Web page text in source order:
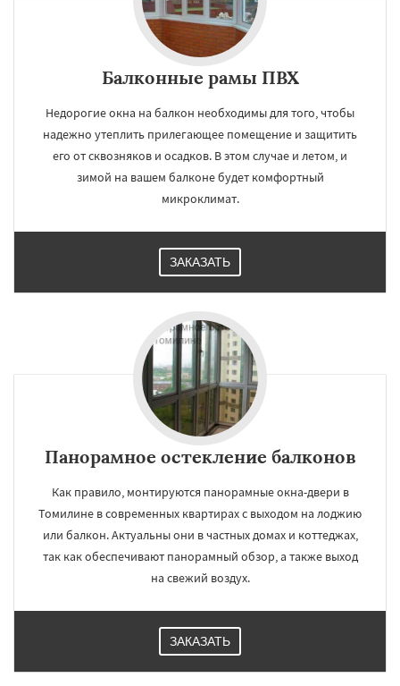
Балконные рамы ПВХ
Недорогие окна на балкон необходимы для того, чтобы
надежно утеплить прилегающее помещение и защитить
его от сквозняков и осадков. В этом случае и летом, и
зимой на вашем балконе будет комфортный
микроклимат.
ЗАКАЗАТЬ
Панорамное остекление балконов
Как правило, монтируются панорамные окна-двери в
Томилине в современных квартирах с выходом на лоджию
или балкон. Актуальны они в частных домах и коттеджах,
так как обеспечивают панорамный обзор, а также выход
на свежий воздух.
ЗАКАЗАТЬ